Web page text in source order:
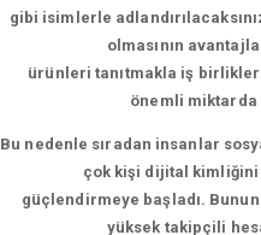
gibi isimlerle
olmasının
ürünleri tanıtmakla iş
önemli
Bu nedenle sıradan insanlar
çok kişi dijital
güçlendirmeye başladı.
yüksek takipçili